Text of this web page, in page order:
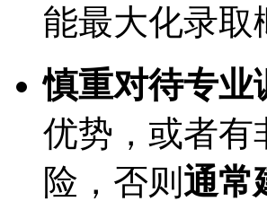
能最大化录取
慎重对待专业
优势，或者有
险，否则 通常